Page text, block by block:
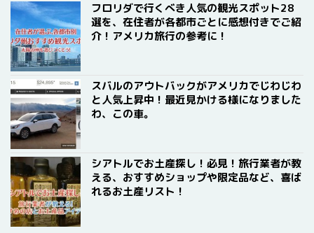
フロリダで行くべき人気の観光スポット28
選を、在住者が各都市ごとに感想付きでご紹
介！アメリカ旅行の参考に！
スバルのアウトバックがアメリカでじわじわ
と人気上昇中！最近見かける様になりました
わ、この車。
シアトルでお土産探し！必見！旅行業者が教
える、おすすめショップや限定品など、喜ば
れるお土産リスト！